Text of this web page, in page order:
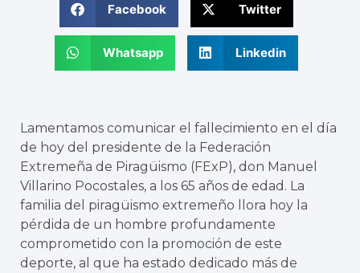
Facebook Twitter
Whatsapp Linkedin
Lamentamos comunicar el fallecimiento en el día
de hoy del presidente de la Federación
Extremeña de Piragüismo (FExP), don Manuel
Villarino Pocostales, a los 65 años de edad. La
familia del piragüismo extremeño llora hoy la
pérdida de un hombre profundamente
comprometido con la promoción de este
deporte, al que ha estado dedicado más de